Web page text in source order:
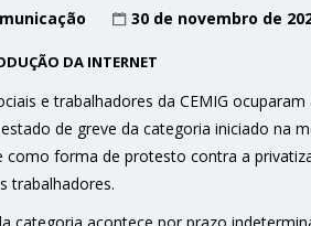
30 de novembro de
DA INTERNET
e trabalhadores da CEMIG
de greve da categoria iniciado na
como forma de protesto contra a
trabalhadores.
categoria acontece por prazo